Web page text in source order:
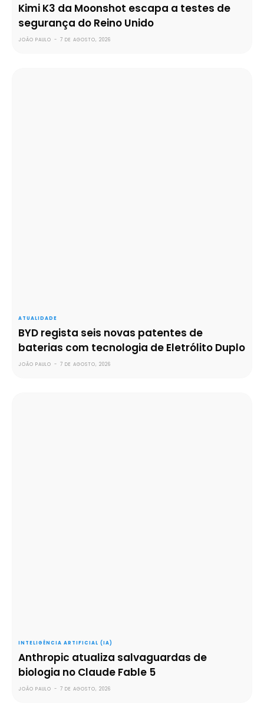
Kimi K3 da Moonshot escapa a testes de
segurança do Reino Unido
JOÃO PAULO - 7 DE AGOSTO, 2026
ATUALIDADE
BYD regista seis novas patentes de
baterias com tecnologia de Eletrólito Duplo
JOÃO PAULO - 7 DE AGOSTO, 2026
INTELIGÊNCIA ARTIFICIAL (IA)
Anthropic atualiza salvaguardas de
biologia no Claude Fable 5
JOÃO PAULO - 7 DE AGOSTO, 2026